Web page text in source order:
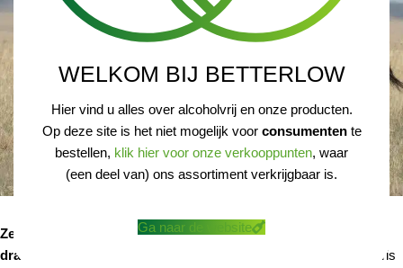
WELKOM BIJ BETTERLOW
Hier vind u alles over alcoholvrij en onze producten.
Op deze site is het niet mogelijk voor consumentente
bestellen, klik hier voor onze verkooppunten, waar
(een deel van) ons assortiment verkrijgbaar is.
Ga naar de website
Zebra striping is een drinkstrategie waarbij je
dranken afwisselt met alcoholvrije dranken
(meestal water of fris